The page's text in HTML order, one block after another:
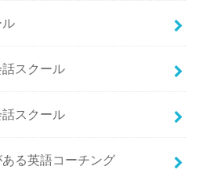
ル
スクール
スクール
る英語コーチング